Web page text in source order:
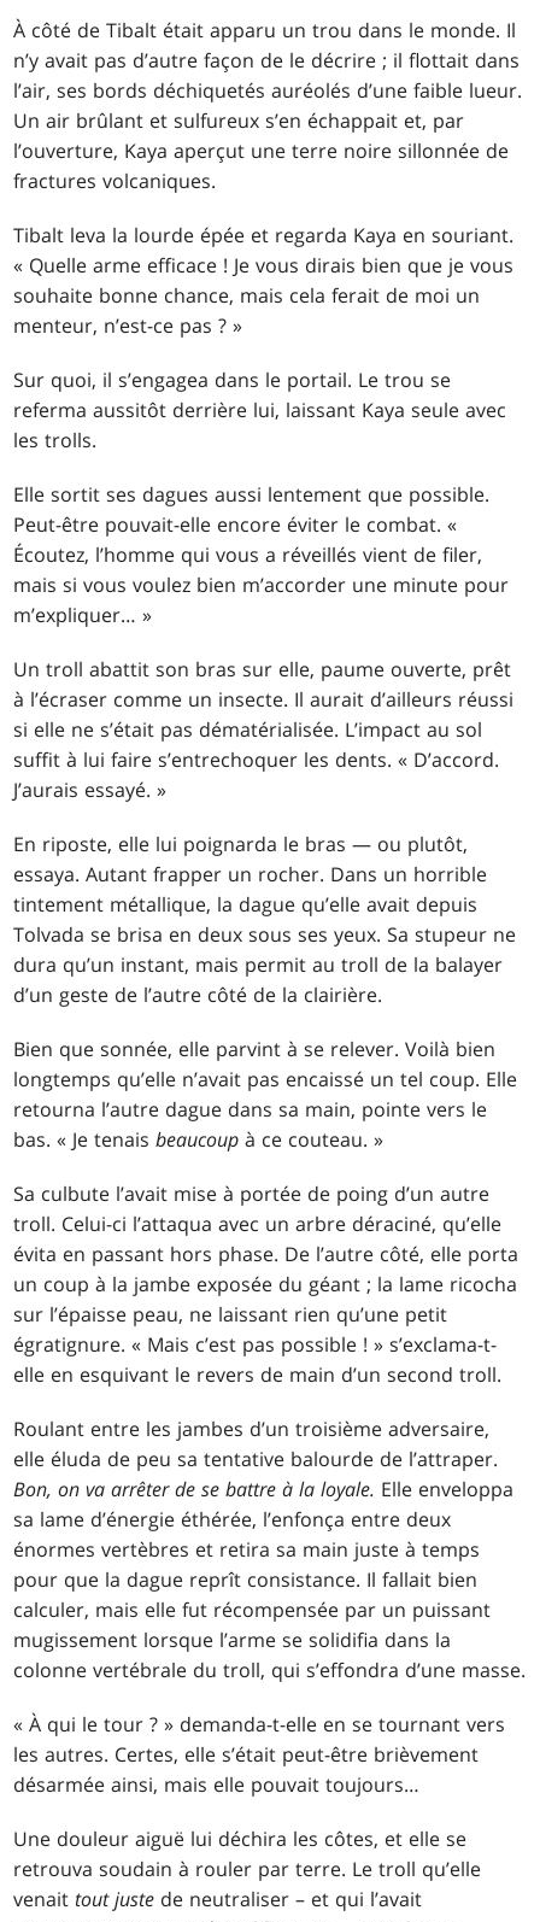
À côté de Tibalt était apparu un trou dans le monde. Il
n’y avait pas d’autre façon de le décrire ; il flottait dans
l’air, ses bords déchiquetés auréolés d’une faible lueur.
Un air brûlant et sulfureux s’en échappait et, par
l’ouverture, Kaya aperçut une terre noire sillonnée de
fractures volcaniques.
Tibalt leva la lourde épée et regarda Kaya en souriant.
« Quelle arme efficace ! Je vous dirais bien que je vous
souhaite bonne chance, mais cela ferait de moi un
menteur, n’est-ce pas ? »
Sur quoi, il s’engagea dans le portail. Le trou se
referma aussitôt derrière lui, laissant Kaya seule avec
les trolls.
Elle sortit ses dagues aussi lentement que possible.
Peut-être pouvait-elle encore éviter le combat. «
Écoutez, l’homme qui vous a réveillés vient de filer,
mais si vous voulez bien m’accorder une minute pour
m’expliquer… »
Un troll abattit son bras sur elle, paume ouverte, prêt
à l’écraser comme un insecte. Il aurait d’ailleurs réussi
si elle ne s’était pas dématérialisée. L’impact au sol
suffit à lui faire s’entrechoquer les dents. « D’accord.
J’aurais essayé. »
En riposte, elle lui poignarda le bras — ou plutôt,
essaya. Autant frapper un rocher. Dans un horrible
tintement métallique, la dague qu’elle avait depuis
Tolvada se brisa en deux sous ses yeux. Sa stupeur ne
dura qu’un instant, mais permit au troll de la balayer
d’un geste de l’autre côté de la clairière.
Bien que sonnée, elle parvint à se relever. Voilà bien
longtemps qu’elle n’avait pas encaissé un tel coup. Elle
retourna l’autre dague dans sa main, pointe vers le
bas. « Je tenaisbeaucoup à ce couteau. »
Sa culbute l’avait mise à portée de poing d’un autre
troll. Celui-ci l’attaqua avec un arbre déraciné, qu’elle
évita en passant hors phase. De l’autre côté, elle porta
un coup à la jambe exposée du géant ; la lame ricocha
sur l’épaisse peau, ne laissant rien qu’une petit
égratignure. « Mais c’est pas possible ! » s’exclama-t-
elle en esquivant le revers de main d’un second troll.
Roulant entre les jambes d’un troisième adversaire,
elle éluda de peu sa tentative balourde de l’attraper.
Bon, on va arrêter de se battre à la loyale. Elle enveloppa
sa lame d’énergie éthérée, l’enfonça entre deux
énormes vertèbres et retira sa main juste à temps
pour que la dague reprît consistance. Il fallait bien
calculer, mais elle fut récompensée par un puissant
mugissement lorsque l’arme se solidifia dans la
colonne vertébrale du troll, qui s’effondra d’une masse.
« À qui le tour ? » demanda-t-elle en se tournant vers
les autres. Certes, elle s’était peut-être brièvement
désarmée ainsi, mais elle pouvait toujours…
Une douleur aiguë lui déchira les côtes, et elle se
retrouva soudain à rouler par terre. Le troll qu’elle
venaittout juste de neutraliser – et qui l’avait